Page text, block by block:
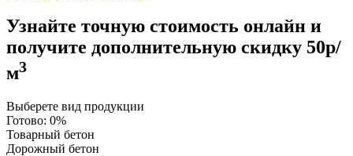
Узнайте точную стоимость онлайн и
получите дополнительную скидку 50р/
м3
Выберете вид продукции
Готово: 0%
Товарный бетон
Дорожный бетон